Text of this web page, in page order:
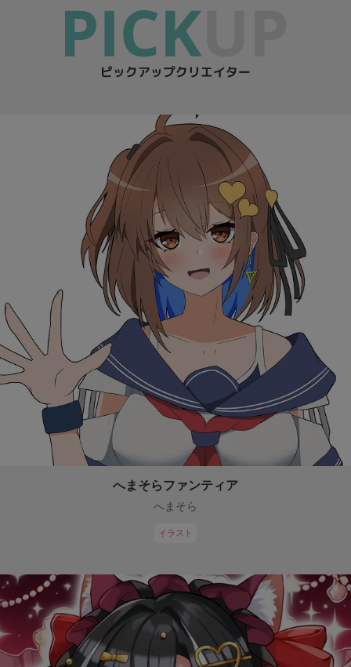
へまそらファンティア
へまそら
イラスト